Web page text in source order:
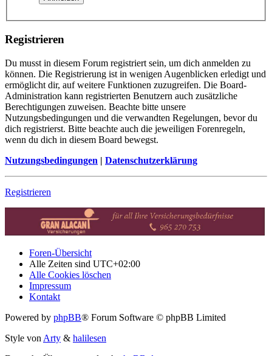
Registrieren
Du musst in diesem Forum registriert sein, um dich anmelden zu
können. Die Registrierung ist in wenigen Augenblicken erledigt und
ermöglicht dir, auf weitere Funktionen zuzugreifen. Die Board-
Administration kann registrierten Benutzern auch zusätzliche
Berechtigungen zuweisen. Beachte bitte unsere
Nutzungsbedingungen und die verwandten Regelungen, bevor du
dich registrierst. Bitte beachte auch die jeweiligen Forenregeln,
wenn du dich in diesem Board bewegst.
Nutzungsbedingungen | Datenschutzerklärung
Registrieren
Foren-Übersicht
Alle Zeiten sind UTC+02:00
Alle Cookies löschen
Impressum
Kontakt
Powered by phpBB® Forum Software © phpBB Limited
Style von Arty & halilesen